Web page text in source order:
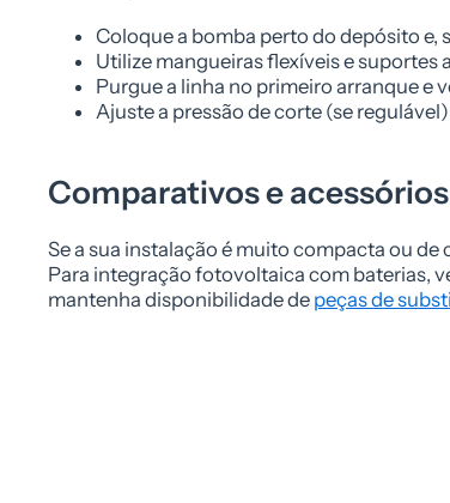
Coloque a bomba perto do depósito e,
Utilize mangueiras flexíveis e suportes
Purgue a linha no primeiro arranque e
Ajuste a pressão de corte (se
Comparativos e
Se a sua instalação é muito compacta ou
Para integração fotovoltaica com baterias,
mantenha disponibilidade de peças de